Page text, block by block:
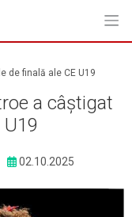
de finală ale CE U19
a câștigat
02.10.2025